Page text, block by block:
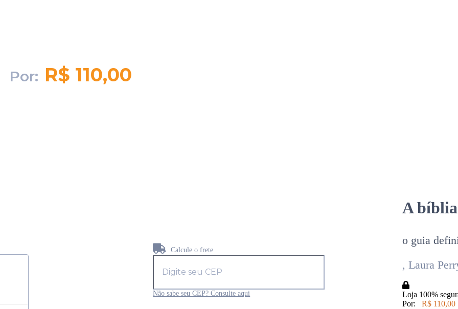
Por: R$ 110,00
Calcule o frete
Não sabe seu CEP? Consulte aqui
A bíblia
o guia
, Laura
Loja 100%
Por:
R$ 110,00